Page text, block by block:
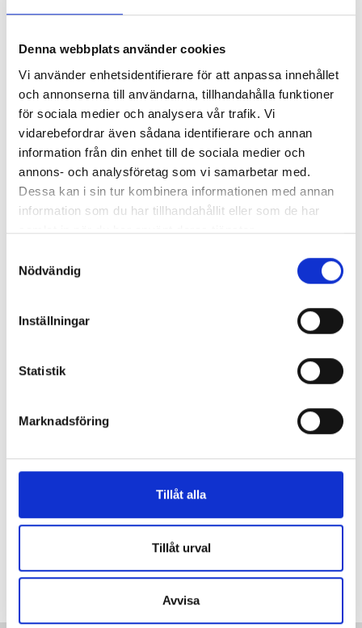
Denna webbplats använder cookies
Vi använder enhetsidentifierare för att anpassa innehållet
och annonserna till användarna, tillhandahålla funktioner
för sociala medier och analysera vår trafik. Vi
vidarebefordrar även sådana identifierare och annan
information från din enhet till de sociala medier och
annons- och analysföretag som vi samarbetar med.
Dessa kan i sin tur kombinera informationen med annan
information som du har tillhandahållit eller som de har
samlat in när du har använt deras tjänster.
Nödvändig
Inställningar
Statistik
Marknadsföring
Tillåt alla
Tillåt urval
Avvisa
Men vi kan inte heller ha det som det är nu när kursplanen
är så vag och otydlig att den leder till att idrottslärare inte
är idrottslärare på Nyhamnsskolan i
Höganäs
Detta är en debattartikel. Det är skribenten som står
för åsikterna som förs fram i texten, inte Ämnesläraren
Debatt: Kan fysiska nationella prov få idrotten på rätt köl
Lindgren: Så stärker vi elevernas mod, skicklighet och
Taggar: Debatt